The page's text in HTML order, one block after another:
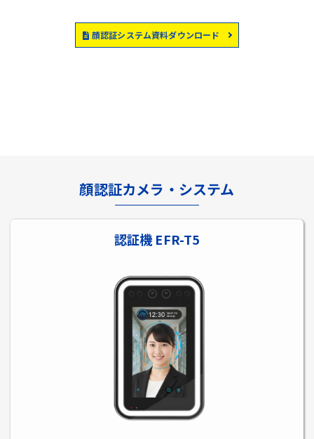
顔認証システム資料ダウンロード
顔認証カメラ・システム
認証機 EFR-T5